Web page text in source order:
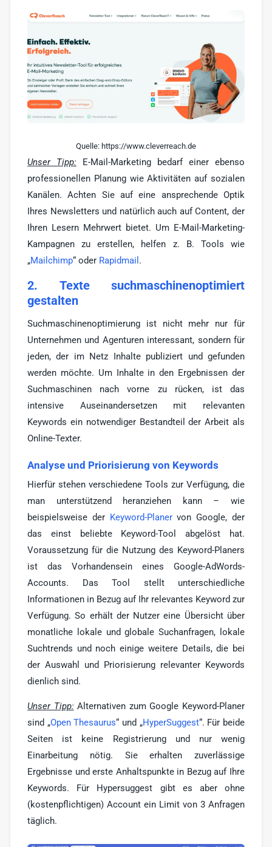
Quelle: https://www.cleverreach.de
Unser Tipp: E-Mail-Marketing bedarf einer ebenso
professionellen Planung wie Aktivitäten auf sozialen
Kanälen. Achten Sie auf eine ansprechende Optik
Ihres Newsletters und natürlich auch auf Content, der
Ihren Lesern Mehrwert bietet. Um E-Mail-Marketing-
Kampagnen zu erstellen, helfen z. B. Tools wie
„Mailchimp“ oder Rapidmail .
2. Texte suchmaschinenoptimiert
gestalten
Suchmaschinenoptimierung ist nicht mehr nur für
Unternehmen und Agenturen interessant, sondern für
jeden, der im Netz Inhalte publiziert und gefunden
werden möchte. Um Inhalte in den Ergebnissen der
Suchmaschinen nach vorne zu rücken, ist das
intensive Auseinandersetzen mit relevanten
Keywords ein notwendiger Bestandteil der Arbeit als
Online-Texter.
Analyse und Priorisierung von Keywords
Hierfür stehen verschiedene Tools zur Verfügung, die
man unterstützend heranziehen kann – wie
beispielsweise der Keyword-Planervon Google, der
das einst beliebte Keyword-Tool abgelöst hat.
Voraussetzung für die Nutzung des Keyword-Planers
ist das Vorhandensein eines Google-AdWords-
Accounts. Das Tool stellt unterschiedliche
Informationen in Bezug auf Ihr relevantes Keyword zur
Verfügung. So erhält der Nutzer eine Übersicht über
monatliche lokale und globale Suchanfragen, lokale
Suchtrends und noch einige weitere Details, die bei
der Auswahl und Priorisierung relevanter Keywords
dienlich sind.
Unser Tipp: Alternativen zum Google Keyword-Planer
sind „Open Thesaurus“ und „HyperSuggest“. Für beide
Seiten ist keine Registrierung und nur wenig
Einarbeitung nötig. Sie erhalten zuverlässige
Ergebnisse und erste Anhaltspunkte in Bezug auf Ihre
Keywords. Für Hypersuggest gibt es aber ohne
(kostenpflichtigen) Account ein Limit von 3 Anfragen
täglich.